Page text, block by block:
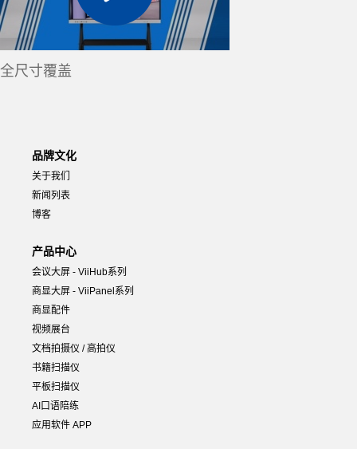
全尺寸覆盖
品牌文化
关于我们
新闻列表
博客
产品中心
会议大屏 - ViiHub系列
商显大屏 - ViiPanel系列
商显配件
视频展台
文档拍摄仪 / 高拍仪
书籍扫描仪
平板扫描仪
AI口语陪练
应用软件 APP